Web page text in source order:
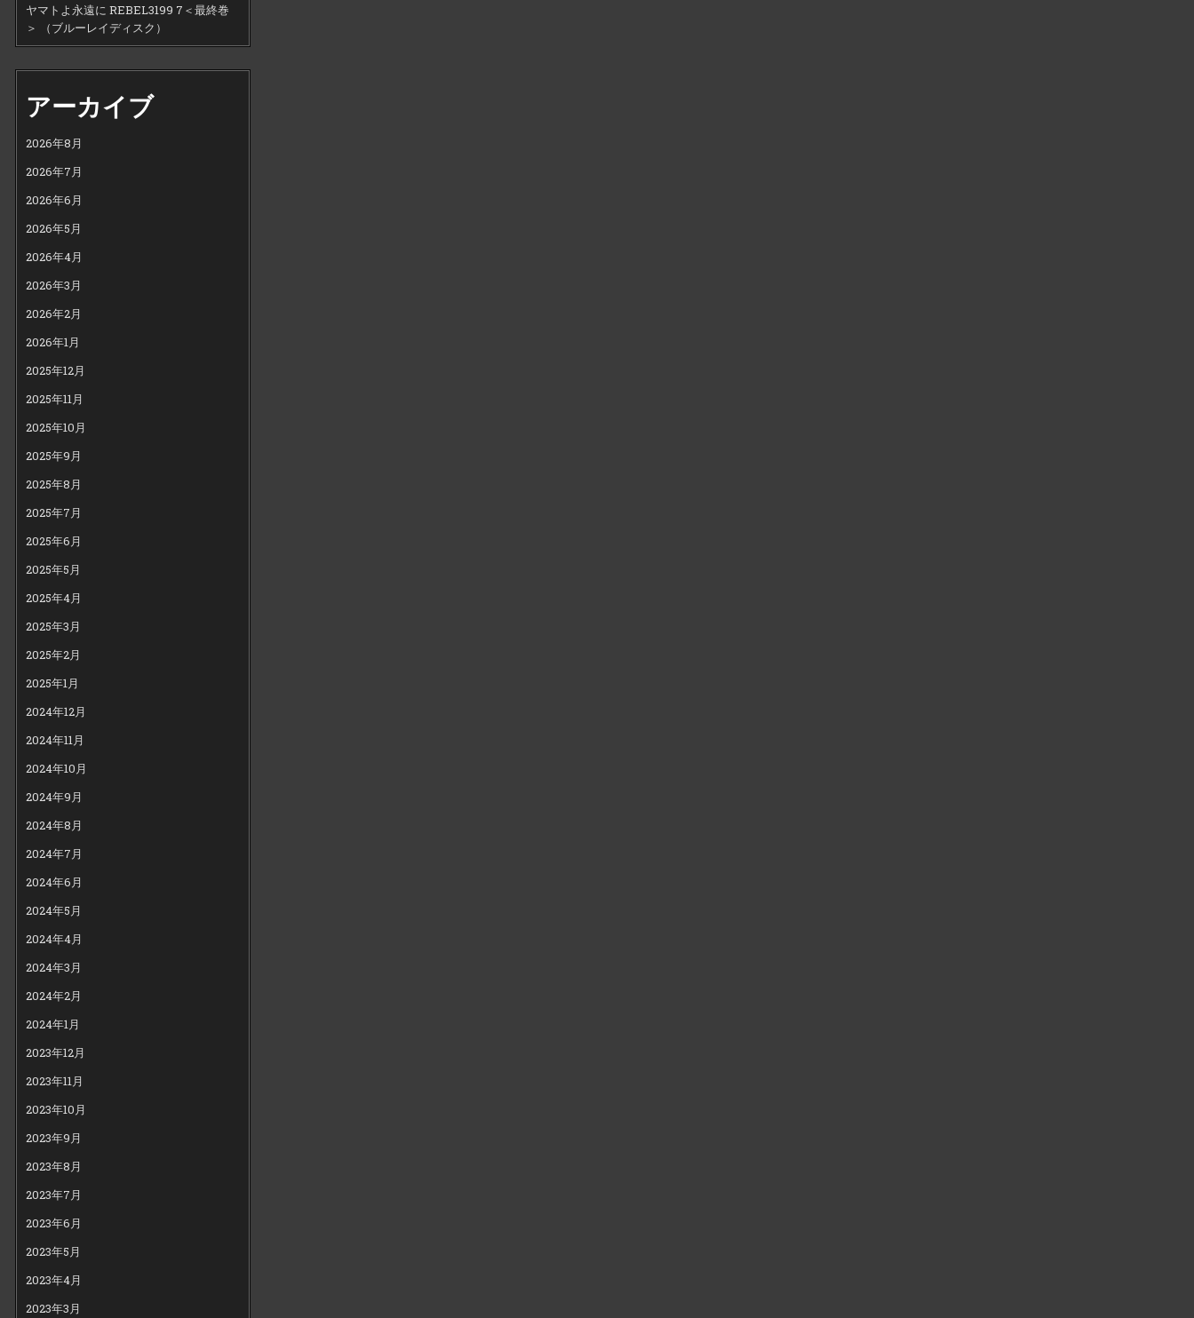
ヤマトよ永遠に REBEL3199 7＜最終巻
＞ （ブルーレイディスク）
アーカイブ
2026年8月
2026年7月
2026年6月
2026年5月
2026年4月
2026年3月
2026年2月
2026年1月
2025年12月
2025年11月
2025年10月
2025年9月
2025年8月
2025年7月
2025年6月
2025年5月
2025年4月
2025年3月
2025年2月
2025年1月
2024年12月
2024年11月
2024年10月
2024年9月
2024年8月
2024年7月
2024年6月
2024年5月
2024年4月
2024年3月
2024年2月
2024年1月
2023年12月
2023年11月
2023年10月
2023年9月
2023年8月
2023年7月
2023年6月
2023年5月
2023年4月
2023年3月